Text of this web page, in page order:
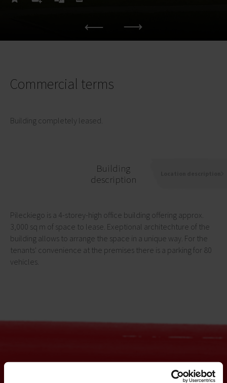
Commercial terms
Building completely leased.
Building
description
Pileckiego is a 4-storey-high office building offering approx.
3,000 sq m of space to lease. Exeptional architechture of the
building allows to arrange the space in a unique way. For the
tenants' convenience at the premises there is a parking for 80
vehicles.
Are you interested in this offer?